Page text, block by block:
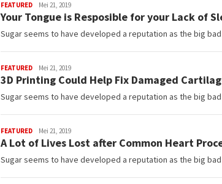
FEATURED admin-
harimanado
Mei 21, 2019
Your Tongue is Resposible for your Lack of
Sugar seems to have developed a reputation as the big
FEATURED admin-
harimanado
Mei 21, 2019
3D Printing Could Help Fix Damaged
Sugar seems to have developed a reputation as the big
FEATURED admin-
harimanado
Mei 21, 2019
A Lot of Lives Lost after Common Heart
Sugar seems to have developed a reputation as the big